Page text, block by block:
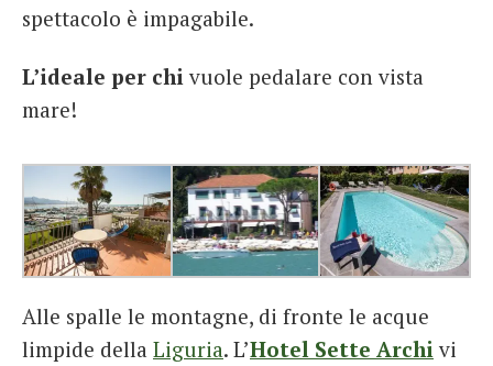
spettacolo è impagabile.
L’ideale per chi vuole pedalare con vista
mare!
Alle spalle le montagne, di fronte le acque
limpide della Liguria. L’Hotel Sette Archi vi